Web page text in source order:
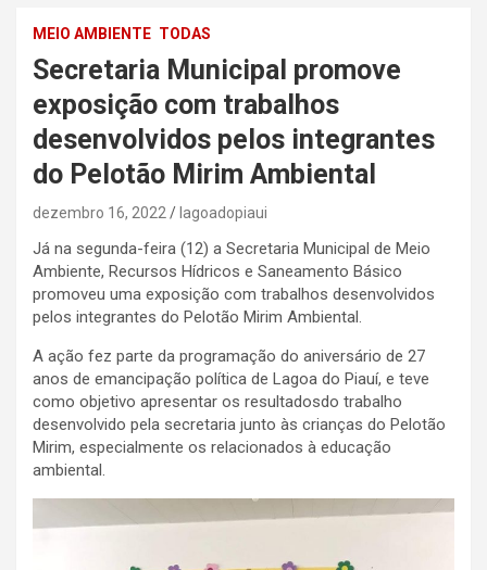
MEIO AMBIENTE TODAS
Secretaria Municipal promove
exposição com trabalhos
desenvolvidos pelos integrantes
do Pelotão Mirim Ambiental
dezembro 16, 2022 lagoadopiaui
Já na segunda-feira (12) a Secretaria Municipal de Meio
Ambiente, Recursos Hídricos e Saneamento Básico
promoveu uma exposição com trabalhos desenvolvidos
pelos integrantes do Pelotão Mirim Ambiental.
A ação fez parte da programação do aniversário de 27
anos de emancipação política de Lagoa do Piauí, e teve
como objetivo apresentar os resultadosdo trabalho
desenvolvido pela secretaria junto às crianças do Pelotão
Mirim, especialmente os relacionados à educação
ambiental.